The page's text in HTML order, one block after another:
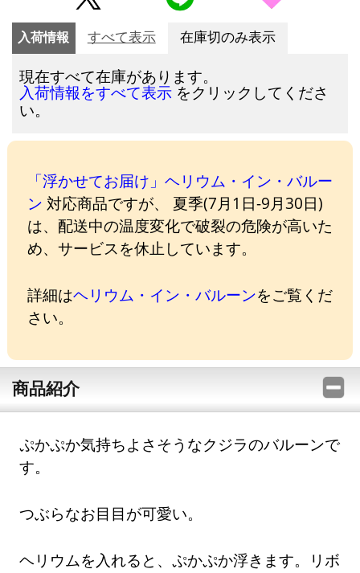
入荷情報 すべて表示 在庫切のみ表示
現在すべて在庫があります。
入荷情報をすべて表示 をクリックしてくださ
い。
「浮かせてお届け」ヘリウム・イン・バルー
ン 対応商品ですが、 夏季(7月1日-9月30日)
は、配送中の温度変化で破裂の危険が高いた
め、サービスを休止しています。
詳細はヘリウム・イン・バルーンをご覧くだ
さい。
商品紹介
ぷかぷか気持ちよさそうなクジラのバルーンで
す。
つぶらなお目目が可愛い。
ヘリウムを入れると、ぷかぷか浮きます。リボ